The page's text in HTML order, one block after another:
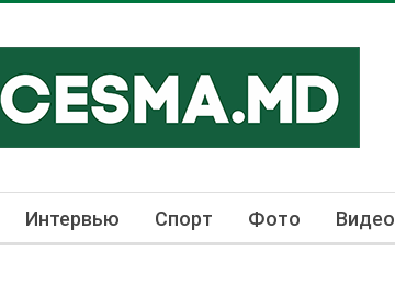
Интервью Спорт Фото Видео